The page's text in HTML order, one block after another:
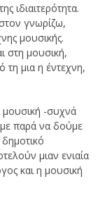
ιδιαιτερότητα.
γνωρίζω,
μουσικής.
στη μουσική,
τη μια η έντεχνη,
μουσική -συχνά
παρά να δούμε
μιαν ενιαία
και η μουσική